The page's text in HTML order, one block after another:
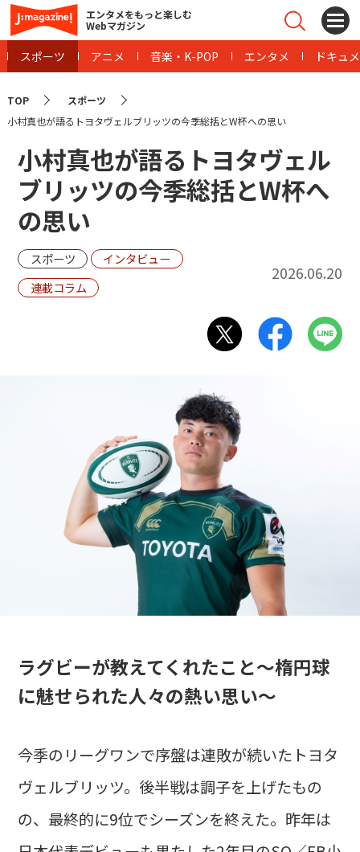
エンタメをもっと楽しむ
Webマガジン
スポーツ アニメ 音楽・K-POP エンタメ ドキュ
TOP
スポーツ
小村真也が語るトヨタヴェルブリッツの今季総括とW杯への思い
小村真也が語るトヨタヴェル
ブリッツの今季総括とW杯へ
の思い
スポーツ
インタビュー
連載コラム
2026.06.20
ラグビーが教えてくれたこと～楕円球
に魅せられた人々の熱い思い～
今季のリーグワンで序盤は連敗が続いたトヨタ
ヴェルブリッツ。後半戦は調子を上げたもの
の、最終的に9位でシーズンを終えた。昨年は